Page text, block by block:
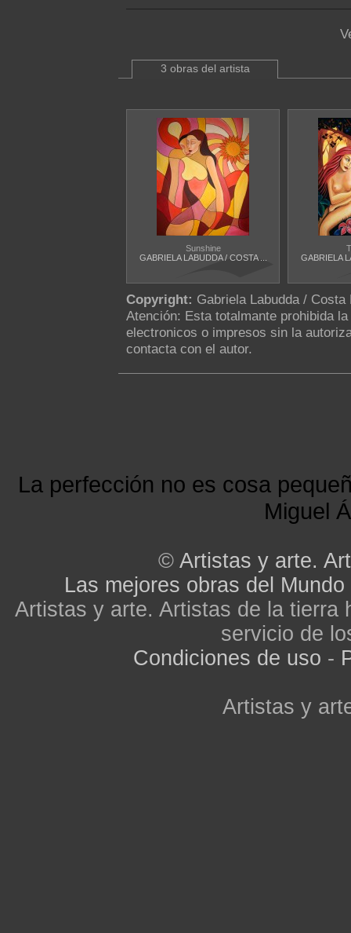
3 obras del artista
Sunshine
GABRIELA LABUDDA / COSTA ...
GABRIELA
Copyright: Gabriela Labudda /
Atención: Esta totalmante prohibida
electronicos o impresos sin la
contacta con el autor.
La perfección no es cosa
Miguel
© Artistas y arte.
Las mejores obras del Mundo
Artistas y arte. Artistas de la tierra
servicio de
Condiciones de uso -
Artistas y